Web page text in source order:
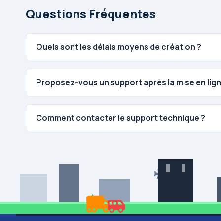
Questions Fréquentes
Quels sont les délais moyens de création ?
Proposez-vous un support après la mise en
Comment contacter le support technique ?